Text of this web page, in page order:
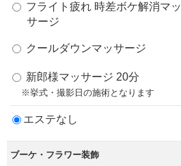
フライト疲れ 時差ボケ解消マッ
サージ
クールダウンマッサージ
新郎様マッサージ 20分
※挙式・撮影日の施術となります
エステなし
ブーケ・フラワー装飾